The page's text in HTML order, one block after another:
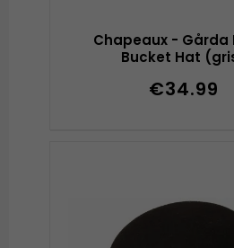
Chapeaux - Gårda
Bucket Hat
€34.99